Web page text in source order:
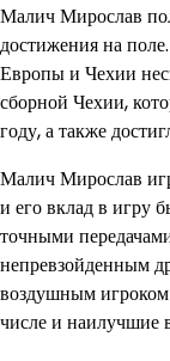
Малич Мирослав
достижения на
Европы и Чехии
сборной Чехии,
году, а также
Малич Мирослав
и его вклад в игру
точными
непревзойденным
воздушным игроком
числе и наилучшие